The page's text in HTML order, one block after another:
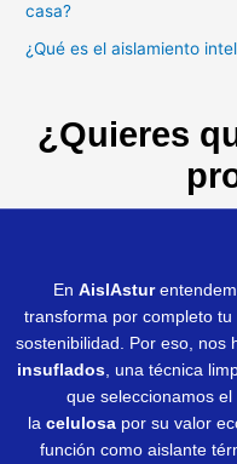
casa?
¿Qué es el aislamiento
¿Quieres
En AislAstur
transforma por completo
sostenibilidad. Por eso, nos
insuflados , una técnica
que seleccionamos
la celulosa por su valor
función como aislante